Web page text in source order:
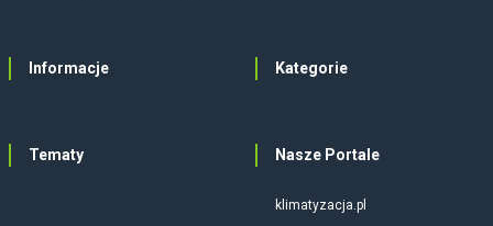
Informacje Kategorie
Tematy Nasze Portale
klimatyzacja.pl